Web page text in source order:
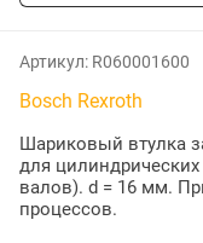
Артикул: R060001600
Bosch Rexroth
Шариковый втулка
для
валов). d = 16 мм.
процессов.